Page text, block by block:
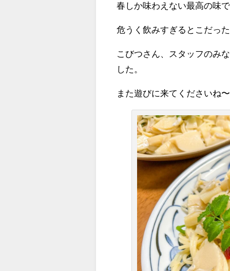
春しか味わえない最高の味
危うく飲みすぎるとこだっ
こびつさん、スタッフのみ
した。
また遊びに来てくださいね